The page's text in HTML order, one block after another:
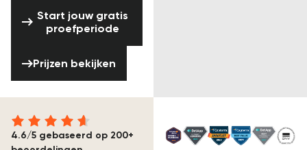
Start jouw gratis
proefperiode
Prijzen bekijken
4.6/5 gebaseerd op 200+